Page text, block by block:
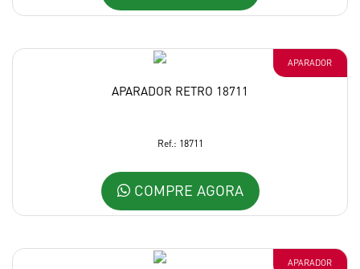
APARADOR
APARADOR RETRO 18711
Ref.: 18711
COMPRE AGORA
APARADOR